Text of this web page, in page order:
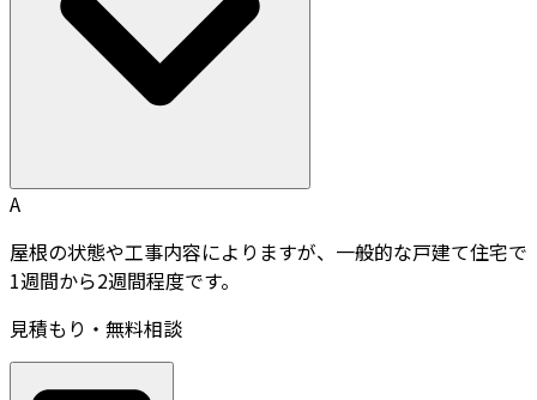
A
屋根の状態や工事内容によりますが、一般的な戸建て住宅で
1週間から2週間程度です。
見積もり・無料相談